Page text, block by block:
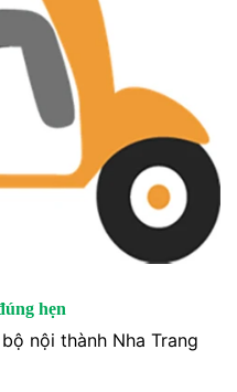
hẹn
nội thành Nha Trang